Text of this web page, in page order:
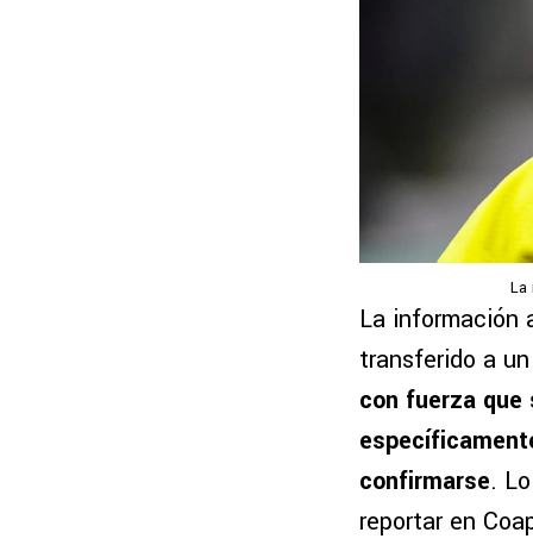
La
La información
transferido a
con fuerza
confirmarse.
reportar en